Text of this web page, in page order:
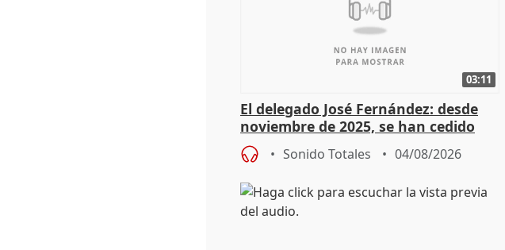
03:11
El delegado José Fernández: desde
noviembre de 2025, se han cedido
9.810 ayudas por nacimiento
Sonido Totales 04/08/2026